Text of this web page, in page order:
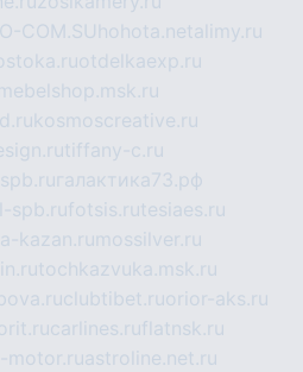
COM.SU hohota.netalimy.ru
otdelkaexp.ru
mebelshop.msk.ru
kosmoscreative.ru
tiffany-c.ru
галактика73.рф
spb.rufotsis.rutesiaes.ru
kazan.ru mossilver.ru
tochkazvuka.msk.ru
clubtibet.ruorior-aks.ru
carlines.ruflatnsk.ru
motor.ruastroline.net.ru